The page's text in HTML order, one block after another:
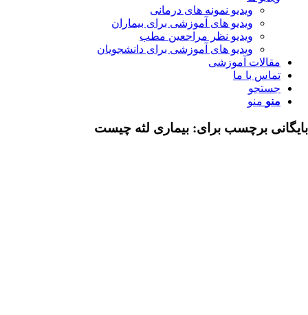
ویدیو نمونه های درمانی
ویدیو های آموزشی برای بیماران
ویدیو نظر مراجعین مطب
ویدیو های آموزشی برای دانشجویان
آموزشی
با ما
منو
برچسب برای: بیماری لثه چیست